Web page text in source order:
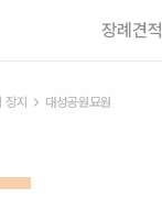
장례견적
장지 대성공원묘원